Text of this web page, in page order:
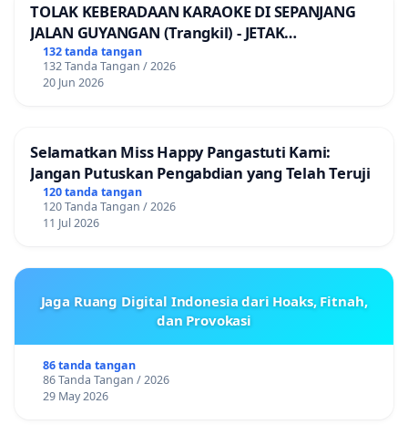
TOLAK KEBERADAAN KARAOKE DI SEPANJANG
JALAN GUYANGAN (Trangkil) - JETAK
(Wedarijaksa) Kab. PATI
132 tanda tangan
132 Tanda Tangan / 2026
20 Jun 2026
Selamatkan Miss Happy Pangastuti Kami:
Jangan Putuskan Pengabdian yang Telah Teruji
120 tanda tangan
120 Tanda Tangan / 2026
11 Jul 2026
Jaga Ruang Digital Indonesia dari Hoaks, Fitnah,
dan Provokasi
86 tanda tangan
86 Tanda Tangan / 2026
29 May 2026